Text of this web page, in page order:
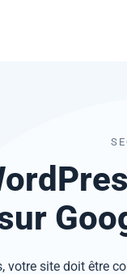
votre site doit être